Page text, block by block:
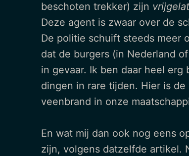
beschoten trekker) zijn
Deze agent is zwaar over de
De politie schuift steeds meer
dat de burgers (in Nederland
in gevaar. Ik ben daar heel erg
dingen in rare tijden. Hier is
veenbrand in onze
En wat mij dan ook nog eens
zijn, volgens datzelfde artikel.